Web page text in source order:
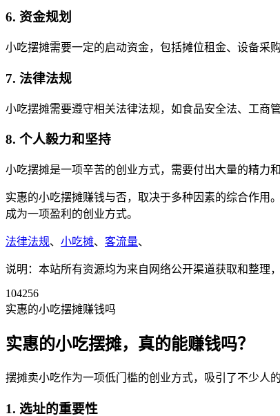
6. 资金规划
小吃摆摊需要一定的启动资金，包括摊位租金、设备采
7. 法律法规
小吃摆摊需要遵守相关法律法规，如食品安全法、工商
8. 个人毅力和坚持
小吃摆摊是一项辛苦的创业方式，需要付出大量的精力
实惠的小吃摆摊赚钱与否，取决于多种因素的综合作用
成为一项盈利的创业方式。
法律法规、 小吃摊、 客流量、
说明：本站所有资源均为来自网络公开渠道获取和整理
104256
实惠的小吃摆摊赚钱吗
实惠的小吃摆摊，真的能赚钱吗？
摆摊卖小吃作为一项低门槛的创业方式，吸引了不少人
1. 选址的重要性